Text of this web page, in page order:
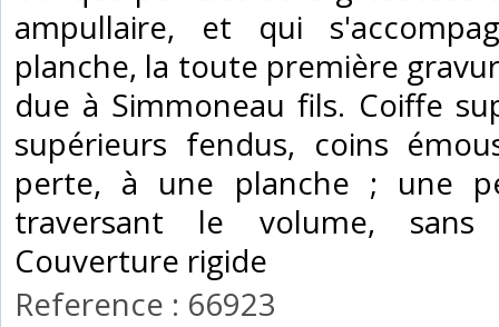
ampullaire, et qui
planche, la toute première
due à Simmoneau fils. Coiffe
supérieurs fendus, coins
perte, à une planche ; une
traversant le volume,
Couverture rigide‎
Reference : 66923